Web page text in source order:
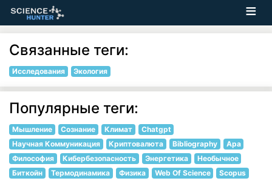
Связанные теги:
Исследования Экология
Популярные теги:
Мышление Сознание Климат
Chatgpt
Научная Коммуникация
Криптовалюта Bibliography
Apa
Философия
Кибербезопасность Энергетика
Необычное
Биткойн
Термодинамика Физика Web Of Science
Scopus